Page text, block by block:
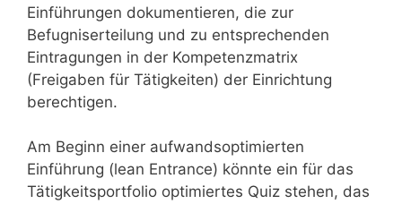
Einführungen dokumentieren, die zur
Befugniserteilung und zu entsprechenden
Eintragungen in der Kompetenzmatrix
(Freigaben für Tätigkeiten) der Einrichtung
berechtigen.
Am Beginn einer aufwandsoptimierten
Einführung (lean Entrance) könnte ein für das
Tätigkeitsportfolio optimiertes Quiz stehen, das